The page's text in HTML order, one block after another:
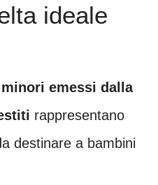
ideale
emessi dalla
rappresentano
destinare a bambini